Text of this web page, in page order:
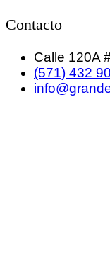
Contacto
Calle 120A
(571) 432